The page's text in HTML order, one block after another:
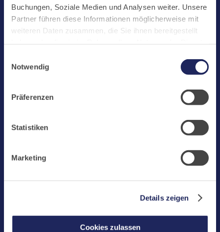
Buchungen, Soziale Medien und Analysen weiter. Unsere
Partner führen diese Informationen möglicherweise mit
weiteren Daten zusammen, die Sie ihnen bereitgestellt
challenges.cloudflare.com: Wir verwenden das online
Buchungssystem MEWS in unserem Hotel und unserem
übermittelt. Cookies von eu5.bookingkit.de: Wir
Buchungen von Bibliotheks- und Klosterführungen. Um
Buchungen durchführen zu können akzeptieren Sie bitte
Notwendig
Präferenzen
Statistiken
Marketing
Details zeigen
Cookies zulassen
Klosterbetriebe
Spenden
Laacher See
Jobs
Fax: +49 (0) 2652 59-359